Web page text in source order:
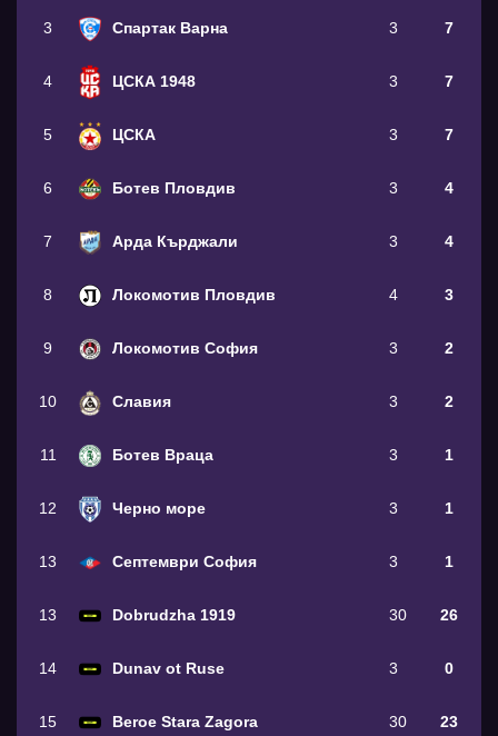
3 Спартак Варна 3 7
4 ЦСКА 1948 3 7
5 ЦСКА 3 7
6 Ботев Пловдив 3 4
7 Арда Кърджали 3 4
8 Локомотив Пловдив 4 3
9 Локомотив София 3 2
10 Славия 3 2
11 Ботев Враца 3 1
12 Черно море 3 1
13 Септември София 3 1
13 Dobrudzha 1919 30 26
14 Dunav ot Ruse 3 0
15 Beroe Stara Zagora 30 23